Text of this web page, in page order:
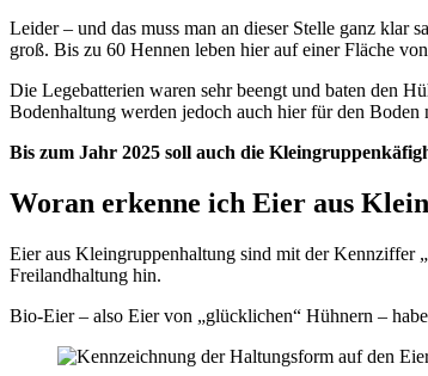
Leider – und das muss man an dieser Stelle ganz klar
groß. Bis zu 60 Hennen leben hier auf einer Fläche
Die Legebatterien waren sehr beengt und baten den
Bodenhaltung werden jedoch auch hier für den
Bis zum Jahr 2025 soll auch die
Woran erkenne ich Eier aus
Eier aus Kleingruppenhaltung sind mit der Kennziffer
Freilandhaltung hin.
Bio-Eier – also Eier von „glücklichen“ Hühnern –